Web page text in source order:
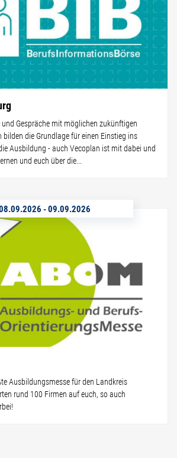
Gespräche mit möglichen zukünftigen
die Grundlage für einen Einstieg ins
Ausbildung - auch Vecoplan ist mit dabei und
und euch über die...
-09.09.2026
Ausbildungsmesse für den Landkreis
rund 100 Firmen auf euch, so auch